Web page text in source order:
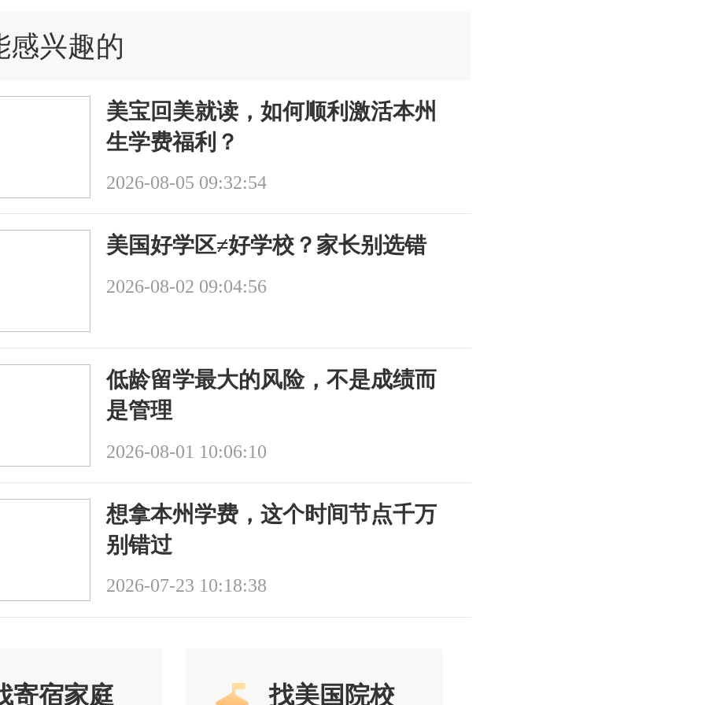
感兴趣的
美宝回美就读，如何顺利激活本州
生学费福利？
2026-08-05 09:32:54
美国好学区≠好学校？家长别选错
2026-08-02 09:04:56
低龄留学最大的风险，不是成绩而
是管理
2026-08-01 10:06:10
想拿本州学费，这个时间节点千万
别错过
2026-07-23 10:18:38
寄宿家庭 找美国院校